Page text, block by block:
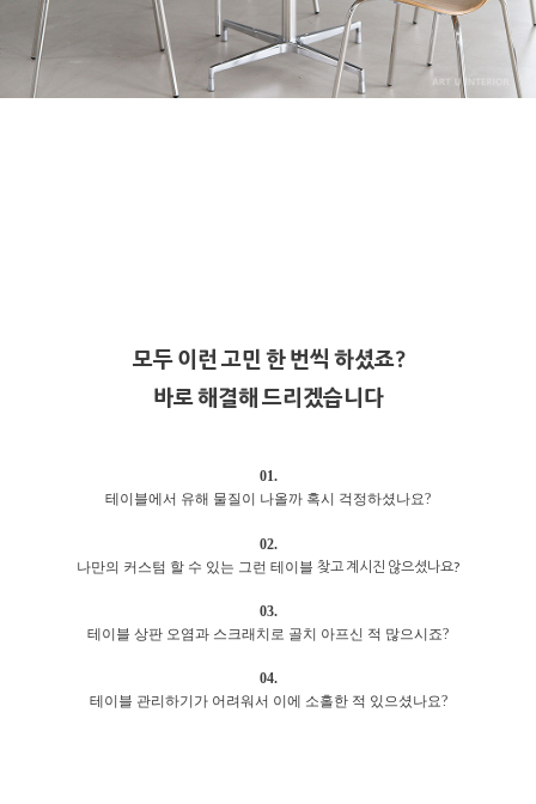
모두 이런 고민 한 번씩 하셨죠?
바로 해결해 드리겠습니다
01.
테이블에서 유해 물질이 나올까 혹시 걱정하셨나요?
02.
나만의 커스텀 할 수 있는 그런 테이블 찾고 계시진 않으셨나요?
03.
테이블 상판 오염과 스크래치로 골치 아프신 적 많으시죠?
04.
테이블 관리하기가 어려워서 이에 소홀한 적 있으셨나요?